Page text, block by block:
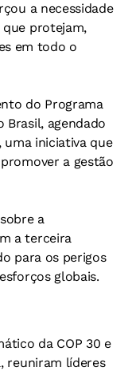
a necessidade
que protejam,
em todo o
do Programa
Brasil, agendado
uma iniciativa que
a gestão
a
a terceira
para os perigos
globais.
da COP 30 e
reuniram líderes